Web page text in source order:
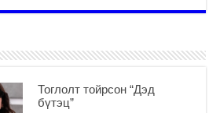
Тоглолт тойрсон “Дэд
бүтэц”